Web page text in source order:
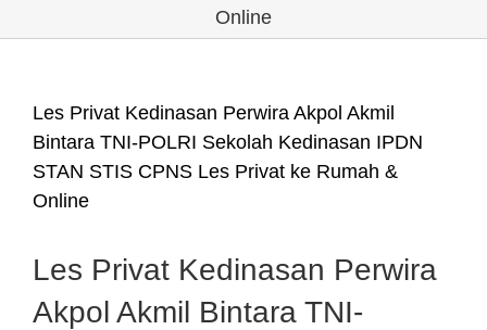
Online
Les Privat Kedinasan Perwira Akpol Akmil
Bintara TNI-POLRI Sekolah Kedinasan IPDN
STAN STIS CPNS Les Privat ke Rumah &
Online
Les Privat Kedinasan Perwira
Akpol Akmil Bintara TNI-